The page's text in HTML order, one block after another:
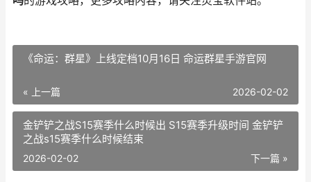
《命运：群星》上线定档10月16日 命运群星手游官网
« 上一篇 2026-02-02
金铲铲之战S15赛季什么时候出 S15赛季升级时间 金铲铲
之战s15赛季什么时候结束
下一篇 »
2026-02-02